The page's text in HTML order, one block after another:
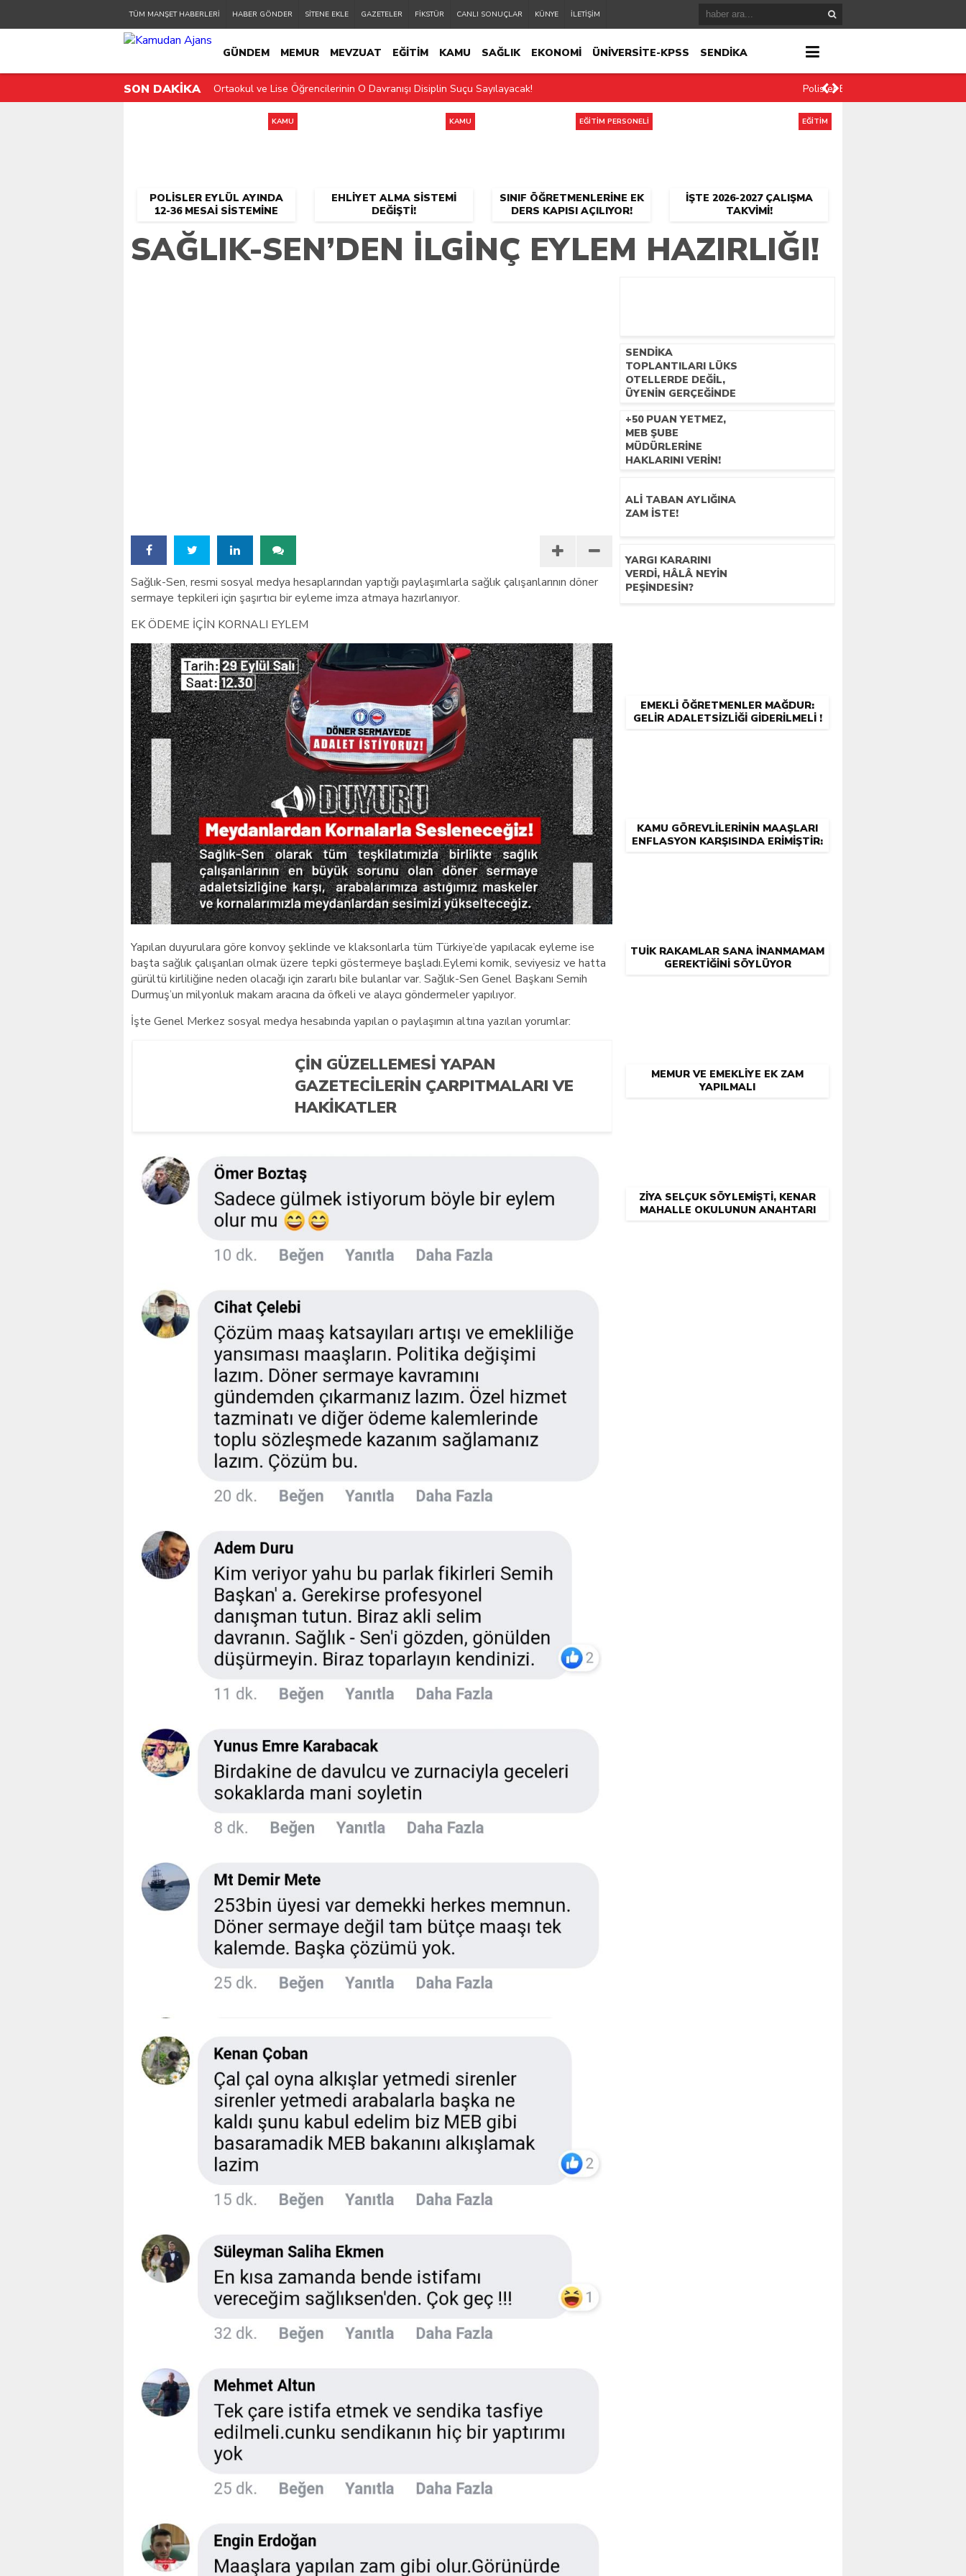
TÜM MANŞET HABERLERİ HABER GÖNDER SİTENE EKLE GAZETELER FİKSTÜR CANLI SONUÇLAR KÜNYE İLETİŞİM
GÜNDEM MEMUR MEVZUAT EĞİTİM KAMU SAĞLIK EKONOMİ ÜNİVERSİTE-KPSS SENDİKA
KAMU PERSONELİ EĞİTİM PERSONELİ 2.MANŞET SON DAKİKA
SON DAKİKA Ortaokul ve Lise Öğrencilerinin O Davranışı Disiplin Suçu Sayılayacak! Polisler Eylül Ayında 12-36 Mesai
POLISLER EYLÜL AYINDA
12-36 MESAI SISTEMINE
KAMU
EHLIYET ALMA SISTEMI
DEĞIŞTI!
KAMU
SINIF ÖĞRETMENLERINE EK
DERS KAPISI AÇILIYOR!
EĞİTİM PERSONELİ
İŞTE 2026-2027 ÇALIŞMA
TAKVIMI!
EĞİTİM
SAĞLIK-SEN’DEN ILGINÇ EYLEM HAZIRLIĞI!
Sağlık-Sen, resmi sosyal medya hesaplarından yaptığı paylaşımlarla sağlık çalışanlarının döner
sermaye tepkileri için şaşırtıcı bir eyleme imza atmaya hazırlanıyor.
EK ÖDEME İÇİN KORNALI EYLEM
Yapılan duyurulara göre konvoy şeklinde ve klaksonlarla tüm Türkiye’de yapılacak eyleme ise
başta sağlık çalışanları olmak üzere tepki göstermeye başladı.Eylemi komik, seviyesiz ve hatta
gürültü kirliliğine neden olacağı için zararlı bile bulanlar var. Sağlık-Sen Genel Başkanı Semih
Durmuş’un milyonluk makam aracına da öfkeli ve alaycı göndermeler yapılıyor.
İşte Genel Merkez sosyal medya hesabında yapılan o paylaşımın altına yazılan yorumlar:
ÇİN GÜZELLEMESİ YAPAN
GAZETECİLERİN ÇARPITMALARI VE
HAKİKATLER
BİR KARARNAME DE
KARİYER TAZMİMATININ
EMEKLİLİKTE DEVAM ETMESİ
İÇİN İSTİYORUZ!
SENDIKA
TOPLANTILARI LÜKS
OTELLERDE DEĞIL,
ÜYENIN GERÇEĞINDE
+50 PUAN YETMEZ,
MEB ŞUBE
MÜDÜRLERİNE
HAKLARINI VERİN!
ALİ TABAN AYLIĞINA
ZAM İSTE!
YARGI KARARINI
VERDİ, HÂLÂ NEYİN
PEŞİNDESİN?
EMEKLİ ÖĞRETMENLER MAĞDUR:
GELİR ADALETSİZLİĞİ GİDERİLMELİ !
KAMU GÖREVLİLERİNİN MAAŞLARI
ENFLASYON KARŞISINDA ERİMİŞTİR:
TUİK RAKAMLAR SANA İNANMAMAM
GEREKTİĞİNİ SÖYLÜYOR
MEMUR VE EMEKLIYE EK ZAM
YAPILMALI
ZİYA SELÇUK SÖYLEMİŞTİ, KENAR
MAHALLE OKULUNUN ANAHTARI